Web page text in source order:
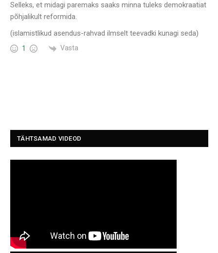
Selleks, et midagi paremaks saaks minna tuleks demokraatiat
põhjalikult reformida.
(islamistlikud asendus-rahvad ilmselt teevadki kunagi seda)
1 Vasta
TÄHTSAMAD VIDEOD